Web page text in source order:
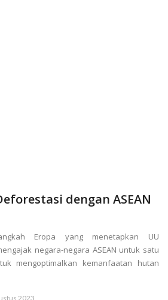
dengan ASEAN
langkah Eropa yang menetapkan UU
negara-negara ASEAN untuk satu
mengoptimalkan kemanfaatan hutan
2023